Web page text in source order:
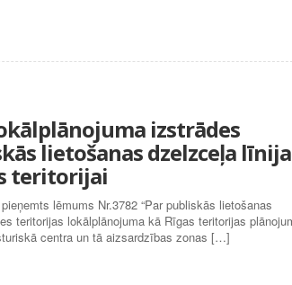
izstrādes
lietošanas dzelzceļa
teritorijai
lēmums Nr.3782 “Par publiskās lietošanas
teritorijas lokālplānojuma kā Rīgas teritorijas
centra un tā aizsardzības zonas […]